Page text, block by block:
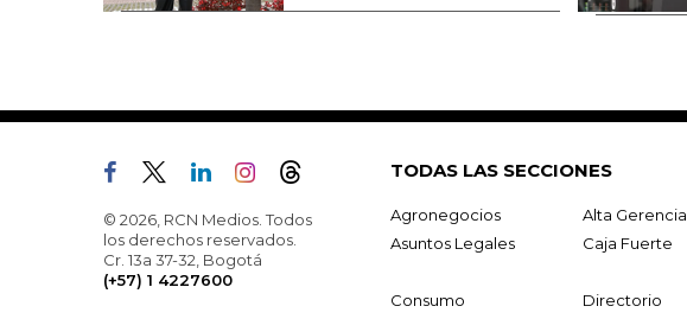
© 2026, RCN Medios. Todos
los derechos reservados.
Cr. 13a 37-32, Bogotá
(+57) 1 4227600
TODAS LAS SECCIONES
Agronegocios Alta Gerencia
Asuntos Legales
Caja Fuerte
Consumo
Directorio